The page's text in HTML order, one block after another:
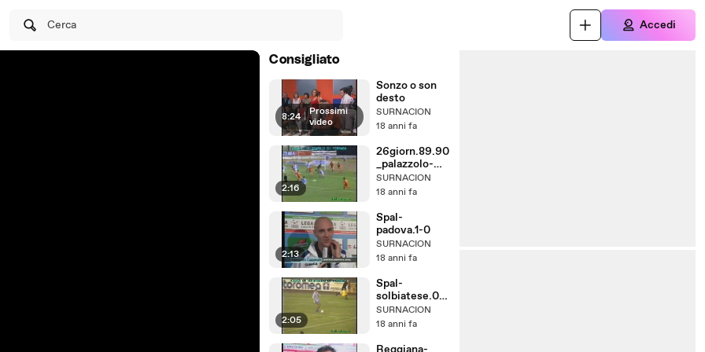
Cerca Accedi
Consigliato
8:24 | Prossimi
video
Sonzo o son
desto
SURNACION
18 anni fa
2:16
26giorn.89.90
_palazzolo-
spal_1-1
SURNACION
18 anni fa
2:13
Spal-
padova.1-0
SURNACION
18 anni fa
2:05
Spal-
solbiatese.0-
0.25giorn.198
9.90
SURNACION
18 anni fa